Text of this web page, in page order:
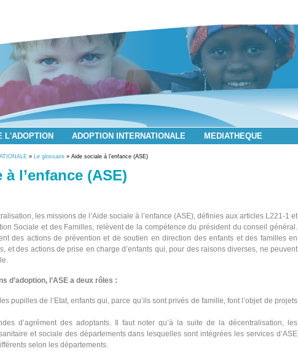
L'ADOPTION ADOPTION INTERNATIONALE MEDIATHEQUE
» Le glossaire » Aide sociale à l’enfance (ASE)
l’enfance (ASE)
les missions de l’Aide sociale à l’enfance (ASE), définies aux articles L221-1 et
Sociale et des Familles, relèvent de la compétence du président du conseil général.
des actions de prévention et de soutien en direction des enfants et des familles en
et des actions de prise en charge d’enfants qui, pour des raisons diverses, ne peuvent
d’adoption, l’ASE a deux rôles :
pupilles de l’Etat, enfants qui, parce qu’ils sont privés de famille, font l’objet de projets
d’agrément des adoptants. Il faut noter qu’à la suite de la décentralisation, les
et sociale des départements dans lesquelles sont intégrées les services d’ASE
selon les départements.